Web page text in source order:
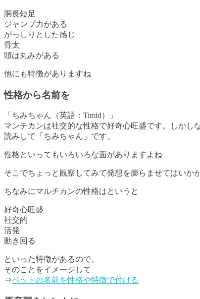
胴長短足
ジャンプ力がある
がっしりとした感じ
骨太
頭は丸みがある
他にも特徴がありますね
性格から名前を
「ちみちゃん（英語：Timid）」
マンチカンは社交的な性格で好奇心旺盛です。しかし
読みして「ちみちゃん」です。
性格といってもいろいろな面がありますよね
そこでちょっと観察してみて発想を膨らませてはいか
ちなみにマルチカンの性格はというと
好奇心旺盛
社交的
活発
動き回る
といった特徴があるので、
そのことをイメージして
⇒ペットの名前を性格や特徴で付ける